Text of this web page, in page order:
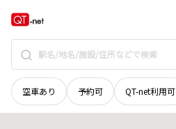
空車あり 予約可 QT-net利用可
岡山県